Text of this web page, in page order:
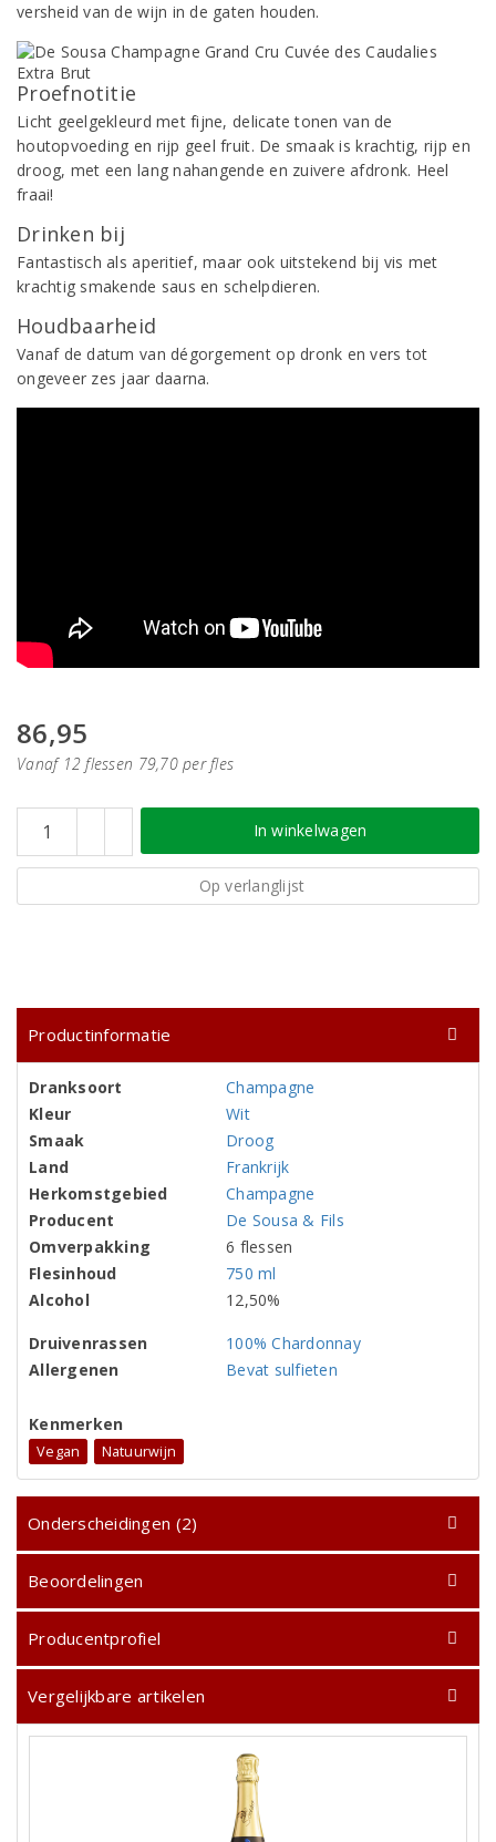
versheid van de wijn in de gaten houden.
Proefnotitie
Licht geelgekleurd met fijne, delicate tonen van de
houtopvoeding en rijp geel fruit. De smaak is krachtig, rijp en
droog, met een lang nahangende en zuivere afdronk. Heel
fraai!
Drinken bij
Fantastisch als aperitief, maar ook uitstekend bij vis met
krachtig smakende saus en schelpdieren.
Houdbaarheid
Vanaf de datum van dégorgement op dronk en vers tot
ongeveer zes jaar daarna.
86,95
Vanaf 12 flessen 79,70 per fles
In winkelwagen
Op verlanglijst
Productinformatie
Dranksoort
Champagne
Kleur
Wit
Smaak
Droog
Land
Frankrijk
Herkomstgebied
Champagne
Producent
De Sousa & Fils
Omverpakking
6 flessen
Flesinhoud
750 ml
Alcohol
12,50%
Druivenrassen
100% Chardonnay
Allergenen
Bevat sulfieten
Kenmerken
Vegan Natuurwijn
Onderscheidingen (2)
Beoordelingen
Producentprofiel
Vergelijkbare artikelen